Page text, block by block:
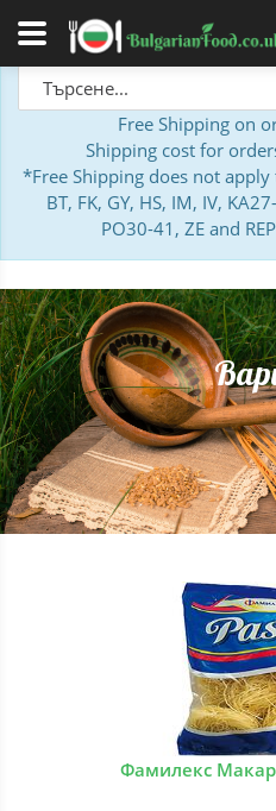
Free Shipping on
Shipping cost for
*Free Shipping does not
BT, FK, GY, HS, IM, IV,
PO30-41, ZE and
Фамилекс